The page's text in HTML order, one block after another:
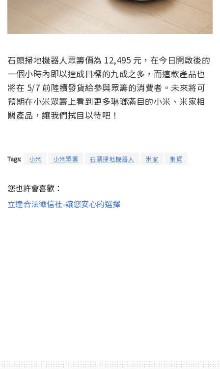
石頭掃地機器人眾籌價為 12,495 元，在今日開啟後的
一個小時內即以達成目標的九成之多，而這款產品也
將在 5/7 前陸續發貨給參與眾籌的消費者。未來將可
預期在小米眾籌上看到更多琳瑯滿目的小米、米家相
關產品，讓我們拭目以待吧！
Tags: 小米 小米眾籌 石頭掃地機器人 米家 集資
您也許會喜歡：
立達合法徵信社-讓您安心的選擇